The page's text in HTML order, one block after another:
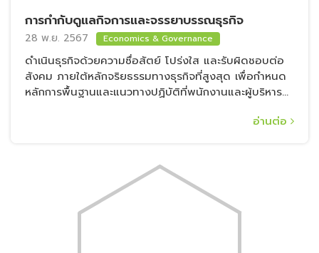
การกำกับดูแลกิจการและจรรยาบรรณธุรกิจ
28 พ.ย. 2567 Economics & Governance
ดำเนินธุรกิจด้วยความซื่อสัตย์ โปร่งใส และรับผิดชอบต่อ
สังคม ภายใต้หลักจริยธรรมทางธุรกิจที่สูงสุด เพื่อกำหนด
หลักการพื้นฐานและแนวทางปฏิบัติที่พนักงานและผู้บริหาร
อ่านต่อ